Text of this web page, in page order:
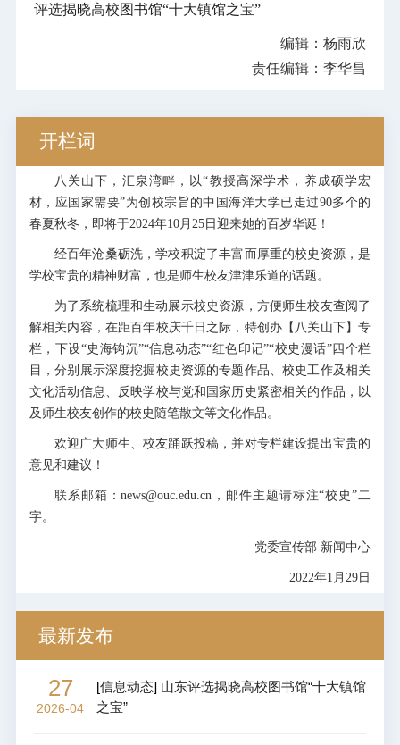
评选揭晓高校图书馆“十大镇馆之宝”
编辑：杨雨欣
责任编辑：李华昌
开栏词
八关山下，汇泉湾畔，以“教授高深学术，养成硕学宏
材，应国家需要”为创校宗旨的中国海洋大学已走过90多个的
春夏秋冬，即将于2024年10月25日迎来她的百岁华诞！
经百年沧桑砺洗，学校积淀了丰富而厚重的校史资源，是
学校宝贵的精神财富，也是师生校友津津乐道的话题。
为了系统梳理和生动展示校史资源，方便师生校友查阅了
解相关内容，在距百年校庆千日之际，特创办【八关山下】专
栏，下设“史海钩沉”“信息动态”“红色印记”“校史漫话”四个栏
目，分别展示深度挖掘校史资源的专题作品、校史工作及相关
文化活动信息、反映学校与党和国家历史紧密相关的作品，以
及师生校友创作的校史随笔散文等文化作品。
欢迎广大师生、校友踊跃投稿，并对专栏建设提出宝贵的
意见和建议！
联系邮箱：news@ouc.edu.cn，邮件主题请标注“校史”二
字。
党委宣传部 新闻中心
2022年1月29日
最新发布
27
2026-04
[信息动态] 山东评选揭晓高校图书馆“十大镇馆
之宝”